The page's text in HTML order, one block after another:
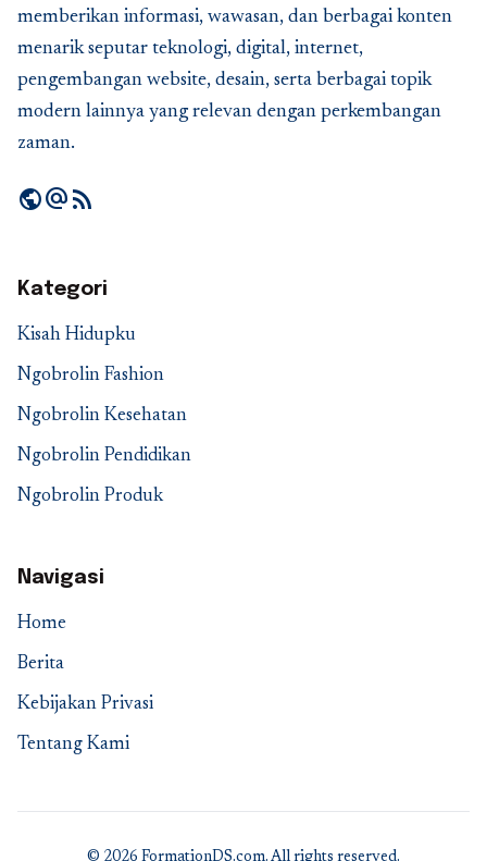
memberikan informasi, wawasan, dan berbagai konten
menarik seputar teknologi, digital, internet,
pengembangan website, desain, serta berbagai topik
modern lainnya yang relevan dengan perkembangan
zaman.
publicalternate_emailrss_feed
Kategori
Kisah Hidupku
Ngobrolin Fashion
Ngobrolin Kesehatan
Ngobrolin Pendidikan
Ngobrolin Produk
Navigasi
Home
Berita
Kebijakan Privasi
Tentang Kami
© 2026 FormationDS.com. All rights reserved.